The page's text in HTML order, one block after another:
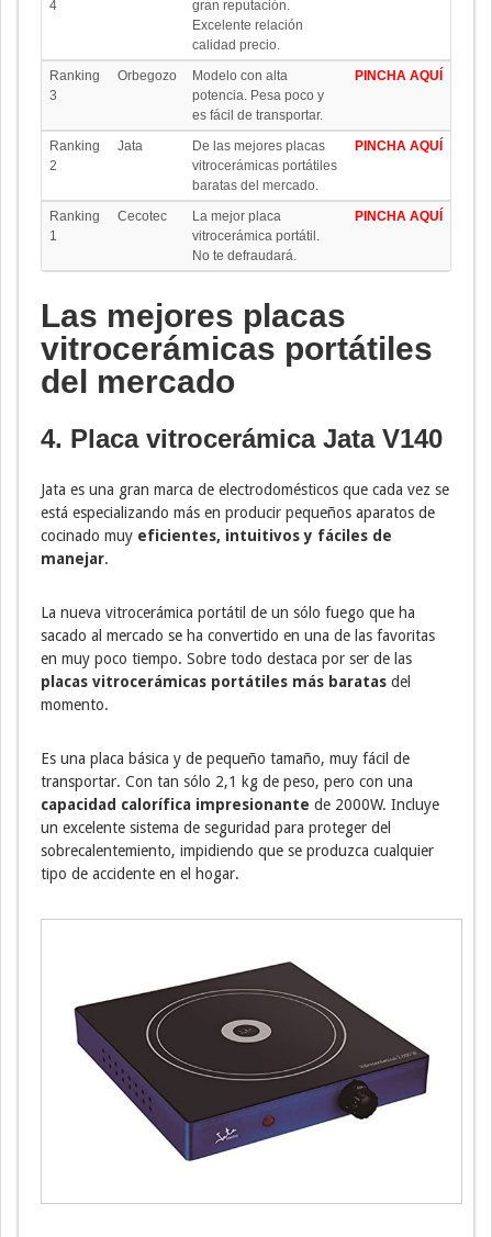
4
gran reputación.
Excelente relación
calidad precio.
Ranking
3
Orbegozo
Modelo con alta
potencia. Pesa poco y
es fácil de transportar.
PINCHA AQUÍ
Ranking
2
Jata
De las mejores placas
vitrocerámicas portátiles
baratas del mercado.
PINCHA AQUÍ
Ranking
1
Cecotec
La mejor placa
vitrocerámica portátil.
No te defraudará.
PINCHA AQUÍ
Las mejores placas
vitrocerámicas portátiles
del mercado
4. Placa vitrocerámica Jata V140
Jata es una gran marca de electrodomésticos que cada vez se
está especializando más en producir pequeños aparatos de
cocinado muy eficientes, intuitivos y fáciles de
manejar.
La nueva vitrocerámica portátil de un sólo fuego que ha
sacado al mercado se ha convertido en una de las favoritas
en muy poco tiempo. Sobre todo destaca por ser de las
placas vitrocerámicas portátiles más baratas del
momento.
Es una placa básica y de pequeño tamaño, muy fácil de
transportar. Con tan sólo 2,1 kg de peso, pero con una
capacidad calorífica impresionante de 2000W. Incluye
un excelente sistema de seguridad para proteger del
sobrecalentemiento, impidiendo que se produzca cualquier
tipo de accidente en el hogar.